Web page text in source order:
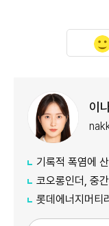
이
기록적 폭염에 산
코오롱인더, 중간
롯데에너지머티